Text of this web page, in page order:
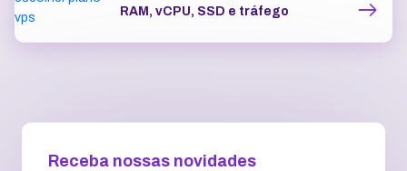
RAM, vCPU, SSD e tráfego
Receba nossas novidades